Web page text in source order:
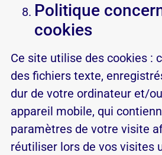
Politique
cookies
Ce site utilise des cookies :
des fichiers texte,
dur de votre ordinateur et/
appareil mobile, qui
paramètres de votre visite
réutiliser lors de vos visites